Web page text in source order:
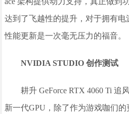
达到了飞越性的提升，对于拥有
性能更新是一次毫无压力的福音。
NVIDIA STUDIO 创作测试
耕升 GeForce RTX 4060 Ti
新一代GPU，除了作为游戏咖们